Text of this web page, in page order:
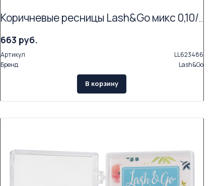
Коричневые ресницы Lash&Go микс 0,10/C/6-14 mm "Мокка" (17 линий)
663 руб.
Артикул
LL623486
Бренд
Lash&Go
В корзину